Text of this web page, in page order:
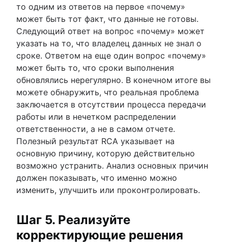
то одним из ответов на первое «почему»
может быть тот факт, что данные не готовы.
Следующий ответ на вопрос «почему» может
указать на то, что владелец данных не знал о
сроке. Ответом на еще один вопрос «почему»
может быть то, что сроки выполнения
обновлялись нерегулярно. В конечном итоге вы
можете обнаружить, что реальная проблема
заключается в отсутствии процесса передачи
работы или в нечетком распределении
ответственности, а не в самом отчете.
Полезный результат RCA указывает на
основную причину, которую действительно
возможно устранить. Анализ основных причин
должен показывать, что именно можно
изменить, улучшить или проконтролировать.
Шаг 5. Реализуйте
корректирующие решения